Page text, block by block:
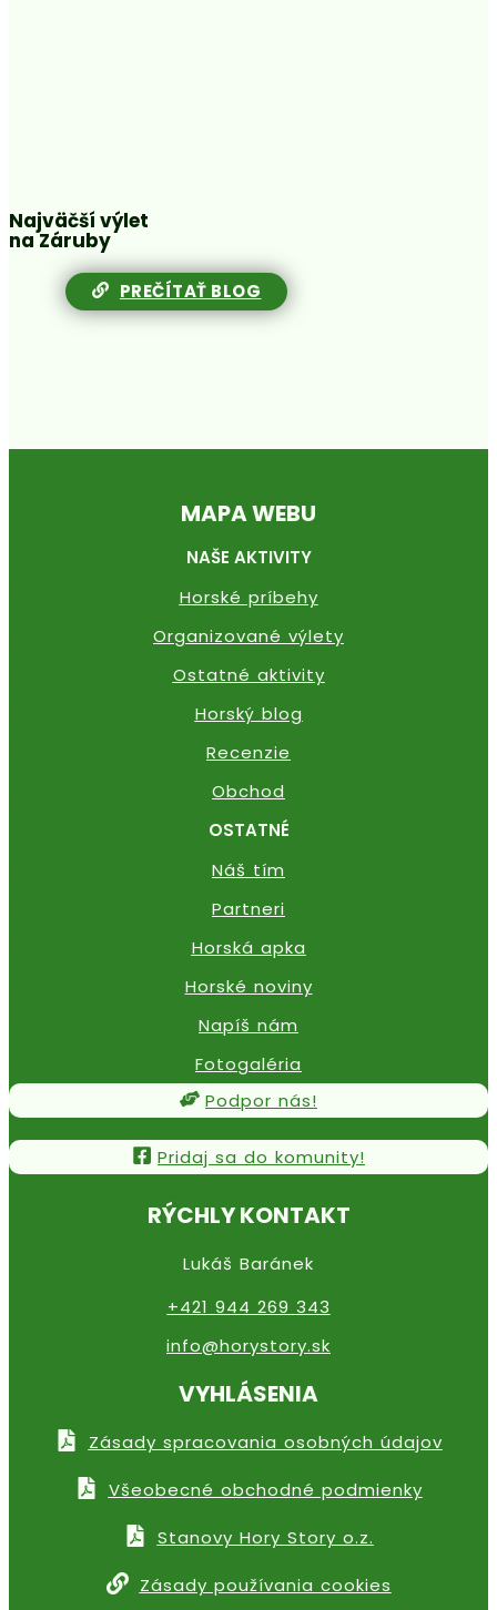
Najväčší výlet
na Záruby
PREČÍTAŤ BLOG
MAPA WEBU
NAŠE AKTIVITY
Horské príbehy
Organizované výlety
Ostatné aktivity
Horský blog
Recenzie
Obchod
OSTATNÉ
Náš tím
Partneri
Horská apka
Horské noviny
Napíš nám
Fotogaléria
Podpor nás!
Pridaj sa do komunity!
RÝCHLY KONTAKT
Lukáš Baránek
+421 944 269 343
info@horystory.sk
VYHLÁSENIA
Zásady spracovania osobných údajov
Všeobecné obchodné podmienky
Stanovy Hory Story o.z.
Zásady používania cookies